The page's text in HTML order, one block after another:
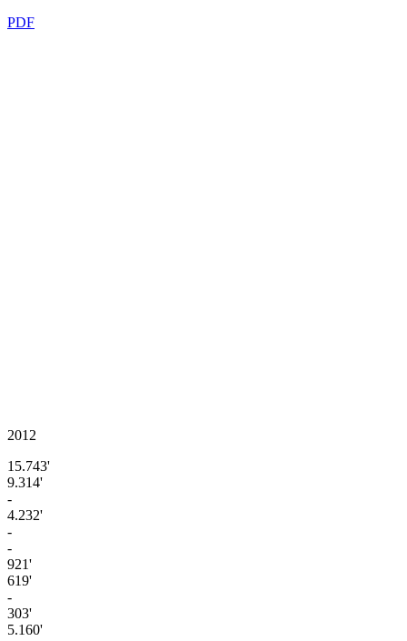
PDF
2012
15.743'
9.314'
-
4.232'
-
-
921'
619'
-
303'
5.160'